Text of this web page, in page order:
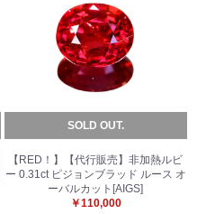
SOLD OUT.
【RED！】【代行販売】非加熱ルビ
ー 0.31ct ピジョンブラッド ルース オ
ーバルカット[AIGS]
￥110,000